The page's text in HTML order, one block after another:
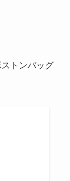
トンバッグ